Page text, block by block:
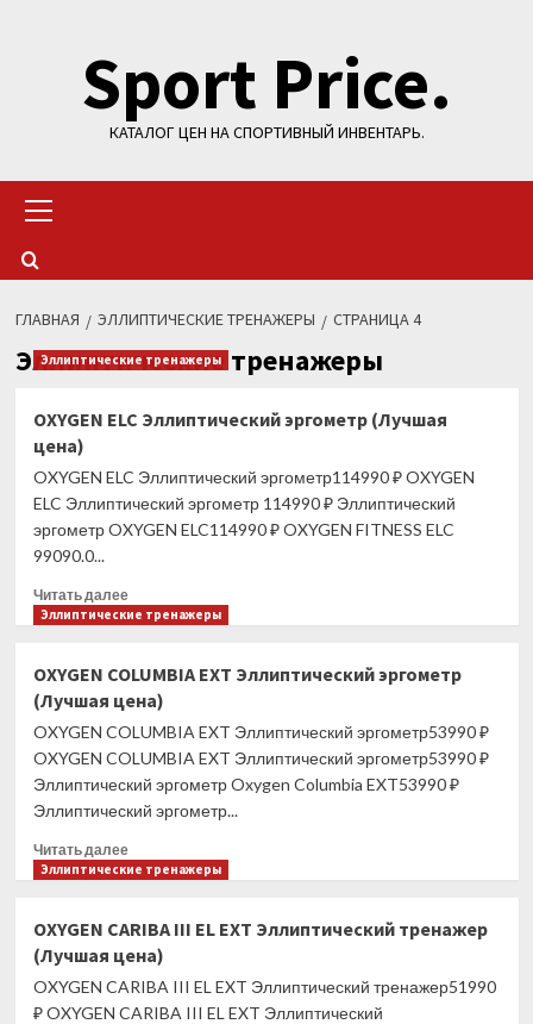
содержимомуSport Price.
КАТАЛОГ ЦЕН НА СПОРТИВНЫЙ ИНВЕНТАРЬ.
меню
ГЛАВНАЯ ЭЛЛИПТИЧЕСКИЕ ТРЕНАЖЕРЫ СТРАНИЦА 4
Эллиптические тренажеры
Эллиптические тренажеры
OXYGEN ELC Эллиптический эргометр (Лучшая
цена)
OXYGEN ELC Эллиптический эргометр114990 ₽ OXYGEN
ELC Эллиптический эргометр 114990 ₽ Эллиптический
эргометр OXYGEN ELC114990 ₽ OXYGEN FITNESS ELC
99090.0...
Читать далееПрочитать
больше
ELC
Эллиптический
эргометр
(Лучшая
Эллиптические тренажеры
OXYGEN COLUMBIA EXT Эллиптический эргометр
(Лучшая цена)
OXYGEN COLUMBIA EXT Эллиптический эргометр53990 ₽
OXYGEN COLUMBIA EXT Эллиптический эргометр53990 ₽
Эллиптический эргометр Oxygen Columbia EXT53990 ₽
Эллиптический эргометр...
Читать далееПрочитать
больше
COLUMBIA
EXT
Эллиптический
эргометр
Эллиптические тренажеры
OXYGEN CARIBA III EL EXT Эллиптический тренажер
(Лучшая цена)
OXYGEN CARIBA III EL EXT Эллиптический тренажер51990
₽ OXYGEN CARIBA III EL EXT Эллиптический